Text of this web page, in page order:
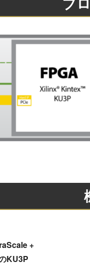
+
KU3P